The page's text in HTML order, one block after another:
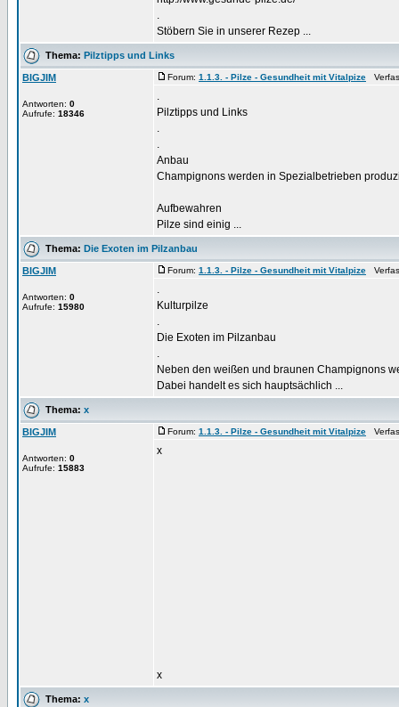
.
Stöbern Sie in unserer Rezep ...
Thema: Pilztipps und Links
BIGJIM
Antworten: 0
Aufrufe: 18346
Forum: 1.1.3. - Pilze - Gesundheit mit Vitalpize
.
Pilztipps und Links
.
.
Anbau
Champignons werden in Spezialbetrieben
Aufbewahren
Pilze sind einig ...
Thema: Die Exoten im Pilzanbau
BIGJIM
Antworten: 0
Aufrufe: 15980
Forum: 1.1.3. - Pilze - Gesundheit mit Vitalpize
.
Kulturpilze
.
Die Exoten im Pilzanbau
.
Neben den weißen und braunen Champignons
Dabei handelt es sich hauptsächlich ...
Thema: x
BIGJIM
Antworten: 0
Aufrufe: 15883
Forum: 1.1.3. - Pilze - Gesundheit mit Vitalpize
x
x
Thema: x